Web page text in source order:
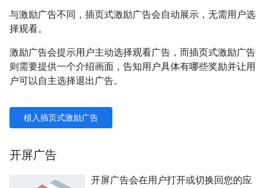
与激励广告不同，插页式激励广告会自动展示，无需用户选
择观看。
激励广告会提示用户主动选择观看广告，而插页式激励广告
则需要提供一个介绍画面，告知用户具体有哪些奖励并让用
户可以自主选择退出广告。
植入插页式激励广告
开屏广告
开屏广告会在用户打开或切换回您的应